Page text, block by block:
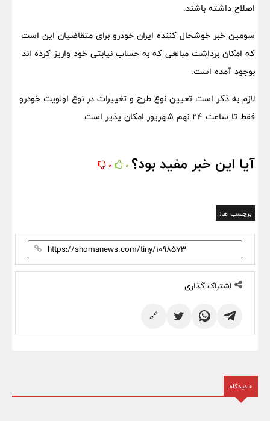
اصلاح داشته باشند.
سومین خبر خوشحال کننده ایران خودرو برای متقاضیان این است
که امکان برداشت مبالغی که به حساب نیابتی خود واریز کرده اند
بوجود آمده است.
لازم به ذکر است تعیین نوع طرح و تغییرات در نوع اولویت خودرو
فقط تا ساعت ۲۴ نهم شهریور امکان پذیر است.
آیا این خبر مفید بود؟ 0
0
برچسب ها:
اشتراک گذاری
🔗
0 دیدگاه